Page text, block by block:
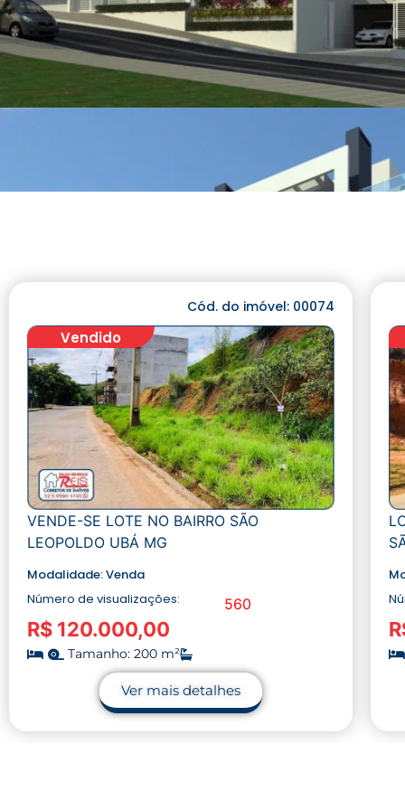
Cód. do imóvel: 00074
Vendido
VENDE-SE LOTE NO BAIRRO SÃO
LEOPOLDO UBÁ MG
Modalidade:Venda
Número de visualizações:
560
R$ 120.000,00
Tamanho: 200 m²
Ver mais detalhes